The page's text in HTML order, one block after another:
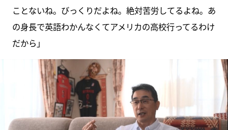
ことないね。びっくりだよね。絶対苦労してるよね。あ
の身長で英語わかんなくてアメリカの高校行ってるわけ
だから」